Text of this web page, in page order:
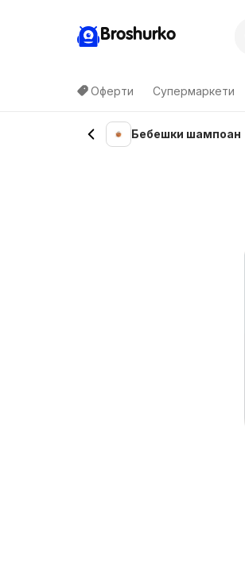
Broshurko
Оферти Супермаркети
Бебешки шампоан